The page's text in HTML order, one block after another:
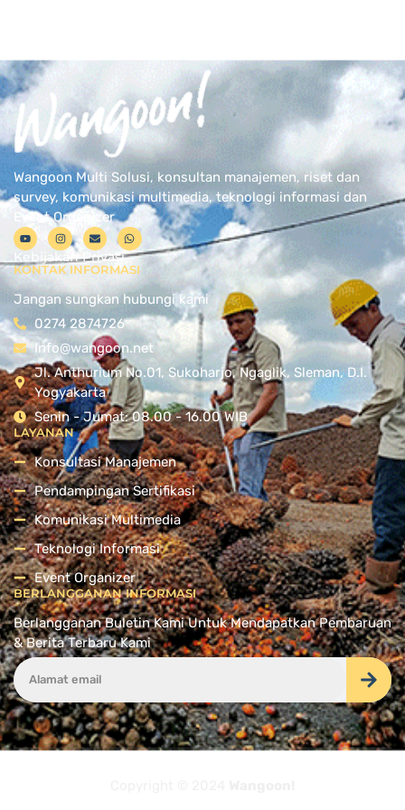
Wangoon Multi Solusi, konsultan manajemen, riset dan
survey, komunikasi multimedia, teknologi informasi dan
Event Organizer
Kebijakan Privasi
KONTAK INFORMASI
Jangan sungkan hubungi kami
0274 2874726
Info@wangoon.net
Jl. Anthurium No.01, Sukoharjo, Ngaglik, Sleman, D.I.
Yogyakarta
Senin - Jumat: 08.00 - 16.00 WIB
LAYANAN
Konsultasi Manajemen
Pendampingan Sertifikasi
Komunikasi Multimedia
Teknologi Informasi
Event Organizer
BERLANGGANAN INFORMASI
Berlangganan Buletin Kami Untuk Mendapatkan Pembaruan
& Berita Terbaru Kami